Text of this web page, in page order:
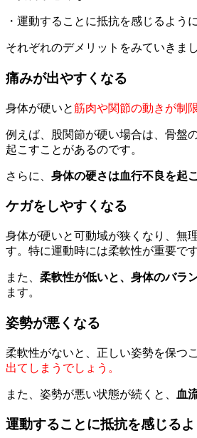
・運動することに抵抗を感じるよう
それぞれのデメリットをみていきまし
痛みが出やすくなる
身体が硬いと筋肉や関節の動きが制
例えば、股関節が硬い場合は、骨盤
起こすことがあるのです。
さらに、 身体の硬さは血行不良を起
ケガをしやすくなる
身体が硬いと可動域が狭くなり、無
す。特に運動時には柔軟性が重要です
また、 柔軟性が低いと、身体のバラ
ます。
姿勢が悪くなる
柔軟性がないと、正しい姿勢を保つ
出てしまうでしょう。
また、姿勢が悪い状態が続くと、 血
運動することに抵抗を感じる